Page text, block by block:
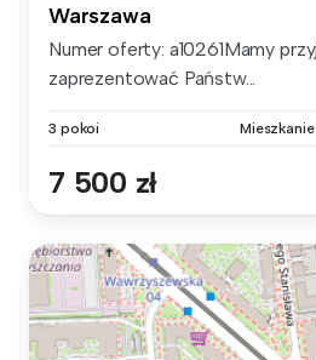
Warszawa
Numer oferty: a10261Mamy
zaprezentować Państw...
3 pokoi Mieszkanie
7 500 zł